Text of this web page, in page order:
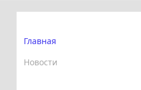
Главная
Новости